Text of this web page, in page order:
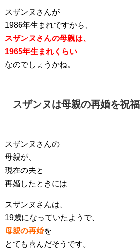
スザンヌさんが
1986年生まれですから、
スザンヌさんの母親は、
1965年生まれくらい
なのでしょうかね。
スザンヌは母親の再婚を祝福
スザンヌさんの
母親が、
現在の夫と
再婚したときには
スザンヌさんは、
19歳になっていたようで、
母親の再婚を
とても喜んだそうです。